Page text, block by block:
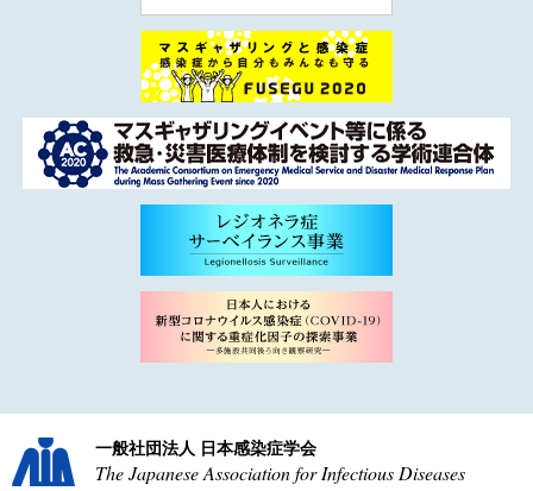
一般社団法人 日本感染症学会
The Japanese Association for Infectious Diseases